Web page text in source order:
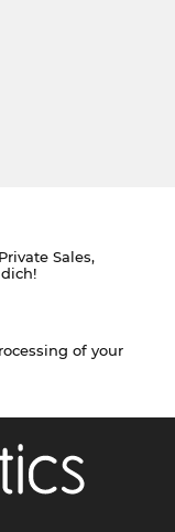
Sales,
of your